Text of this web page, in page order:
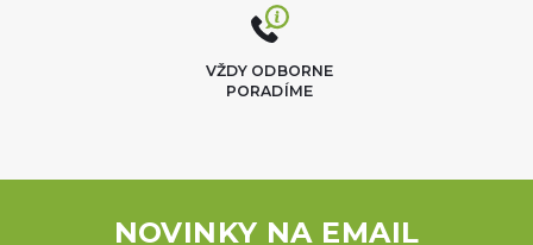
VŽDY ODBORNE
PORADÍME
NOVINKY NA EMAIL